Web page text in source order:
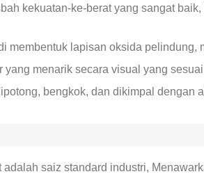
kekuatan-ke-berat yang sangat
membentuk lapisan oksida pelindung,
yang menarik secara visual yang
bengkok, dan dikimpal dengan
saiz standard industri,